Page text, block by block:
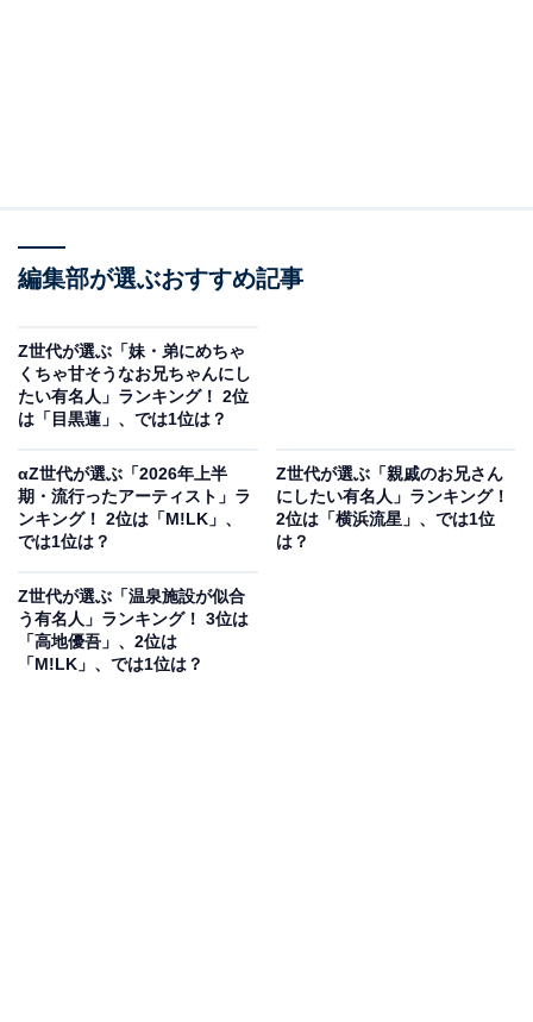
— よしお兄さん (@yoshi023gogogo)
2位に選ばれたのは、11代目たいそうのおにいさんを務
めた小林よしひささんです。「よしおにいさん」の愛称
で親しまれ、歴代最長となる14年間にわたり番組の体操
ーン！』などで披露したキレのあるアクロバットや個性
あふれる変顔が人気を博しました。卒業後もタレントや
YouTuberとして幅広くテレビ、イベントに出演を続けて
回答者コメント
編集部が選ぶおすすめ記事
Z世代が選ぶ「妹・弟にめちゃ
くちゃ甘そうなお兄ちゃんにし
たい有名人」ランキング！ 2位
は「目黒蓮」、では1位は？
αZ世代が選ぶ「2026年上半
期・流行ったアーティスト」ラ
ンキング！ 2位は「M!LK」、
では1位は？
Z世代が選ぶ「親戚のお兄さん
にしたい有名人」ランキング！
2位は「横浜流星」、では1位
は？
Z世代が選ぶ「温泉施設が似合
う有名人」ランキング！ 3位は
「高地優吾」、2位は
「M!LK」、では1位は？